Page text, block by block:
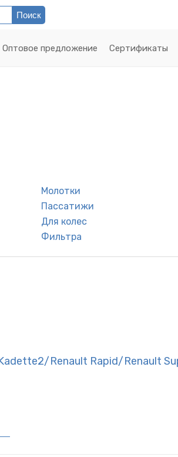
Оптовое предложение Сертификаты
Молотки
Пассатижи
Для колес
Фильтра
Renault Rapid/Renault